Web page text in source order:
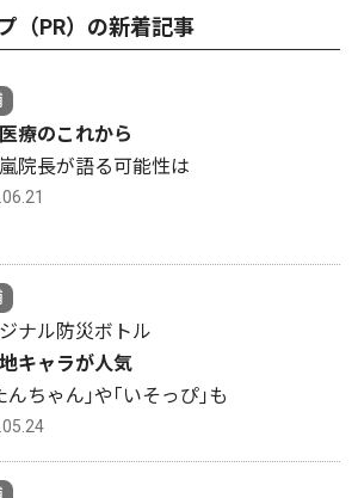
（PR）の新着記事
療のこれから
院長が語る可能性は
ナル防災ボトル
キャラが人気
んちゃん｣や｢いそっぴ｣も